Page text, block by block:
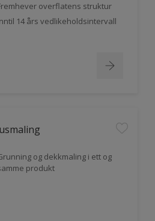
overflatens struktur
14 års vedlikeholdsintervall
og dekkmaling i ett og
produkt